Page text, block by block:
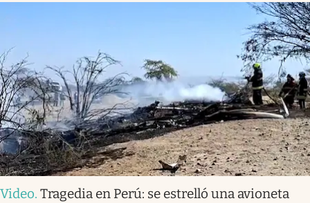
Video. Tragedia en Perú: se estrelló una avioneta